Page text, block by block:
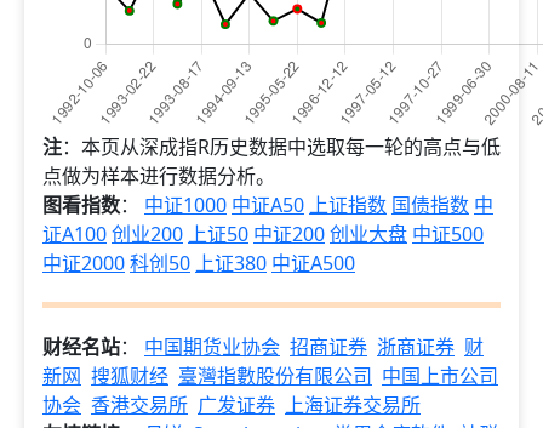
注：本页从深成指R历史数据中选取每一轮的高点与低
点做为样本进行数据分析。
图看指数： 中证1000 中证A50 上证指数 国债指数 中
证A100创业200 上证50 中证200创业大盘 中证500
中证2000科创50 上证380 中证A500
财经名站： 中国期货业协会 招商证券 浙商证券 财
新网 搜狐财经 臺灣指數股份有限公司 中国上市公司
协会 香港交易所 广发证券 上海证券交易所